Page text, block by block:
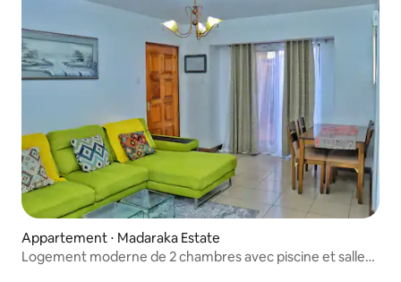
Appartement ⋅ Madaraka Estate
Logement moderne de 2 chambres avec piscine et salle